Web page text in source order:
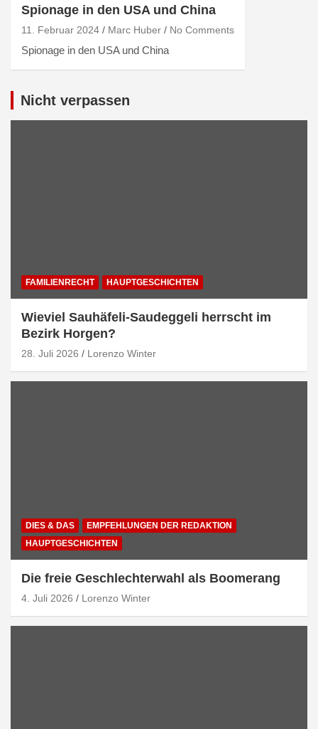
Spionage in den USA und China
11. Februar 2024 Marc Huber No Comments
Spionage in den USA und China
Nicht verpassen
FAMILIENRECHT HAUPTGESCHICHTEN
Wieviel Sauhäfeli-Saudeggeli herrscht im
Bezirk Horgen?
28. Juli 2026 Lorenzo Winter
DIES & DAS
EMPFEHLUNGEN DER REDAKTION
HAUPTGESCHICHTEN
Die freie Geschlechterwahl als Boomerang
4. Juli 2026 Lorenzo Winter